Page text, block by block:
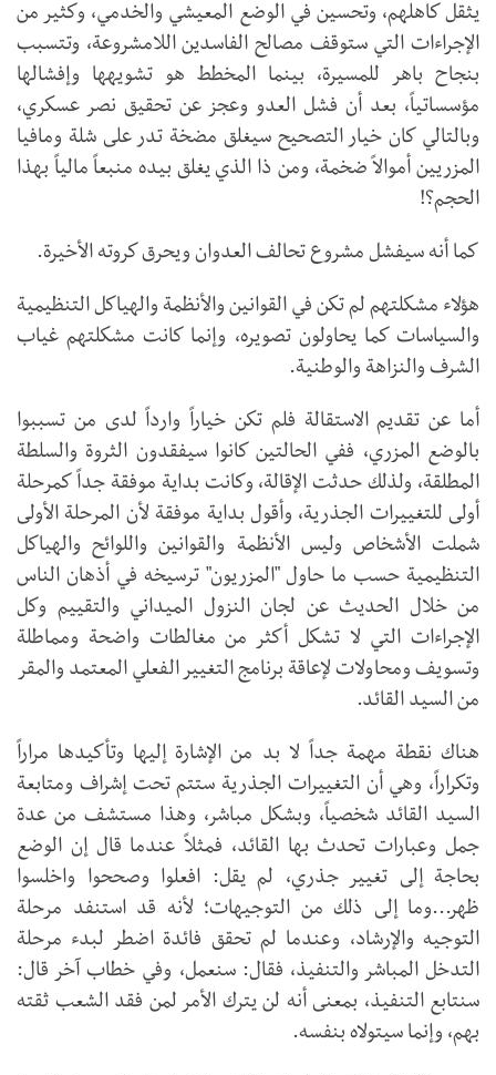
يثقل كاهلهم، وتحسين في الوضع المعيشي والخدمي، وكثير من
الإجراءات التي ستوقف مصالح الفاسدين اللامشروعة، وتتسبب
بنجاح باهر للمسيرة، بينما المخطط هو تشويهها وإفشالها
مؤسساتياً، بعد أن فشل العدو وعجز عن تحقيق نصر عسكري،
وبالتالي كان خيار التصحيح سيغلق مضخة تدر على شلة ومافيا
المزريين أموالاً ضخمة، ومن ذا الذي يغلق بيده منبعاً مالياً بهذا
الحجم؟!
كما أنه سيفشل مشروع تحالف العدوان ويحرق كروته الأخيرة.
هؤلاء مشكلتهم لم تكن في القوانين والأنظمة والهياكل التنظيمية
والسياسات كما يحاولون تصويره، وإنما كانت مشكلتهم غياب
الشرف والنزاهة والوطنية.
أما عن تقديم الاستقالة فلم تكن خياراً وارداً لدى من تسببوا
بالوضع المزري، ففي الحالتين كانوا سيفقدون الثروة والسلطة
المطلقة، ولذلك حدثت الإقالة، وكانت بداية موفقة جداً كمرحلة
أولى للتغييرات الجذرية، وأقول بداية موفقة لأن المرحلة الأولى
شملت الأشخاص وليس الأنظمة والقوانين واللوائح والهياكل
التنظيمية حسب ما حاول "المزريون" ترسيخه في أذهان الناس
من خلال الحديث عن لجان النزول الميداني والتقييم وكل
الإجراءات التي لا تشكل أكثر من مغالطات واضحة ومماطلة
وتسويف ومحاولات لإعاقة برنامج التغيير الفعلي المعتمد والمقر
من السيد القائد.
هناك نقطة مهمة جداً لا بد من الإشارة إليها وتأكيدها مراراً
وتكراراً، وهي أن التغييرات الجذرية ستتم تحت إشراف ومتابعة
السيد القائد شخصياً، وبشكل مباشر، وهذا مستشف من عدة
جمل وعبارات تحدث بها القائد، فمثلاً عندما قال إن الوضع
بحاجة إلى تغيير جذري، لم يقل: افعلوا وصححوا واخلسوا
ظهر...وما إلى ذلك من التوجيهات؛ لأنه قد استنفد مرحلة
التوجيه والإرشاد، وعندما لم تحقق فائدة اضطر لبدء مرحلة
التدخل المباشر والتنفيذ، فقال: سنعمل، وفي خطاب آخر قال:
سنتابع التنفيذ، بمعنى أنه لن يترك الأمر لمن فقد الشعب ثقته
بهم، وإنما سيتولاه بنفسه.